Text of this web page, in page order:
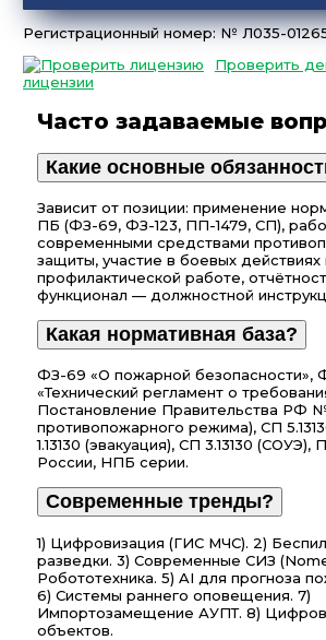
Регистрационный номер: № Л035-
Проверить
лицензии
Часто задаваемые
Какие основные
Зависит от позиции: применение
ПБ (ФЗ-69, ФЗ-123, ПП-1479, СП),
современными средствами
защиты, участие в боевых действиях
профилактической работе,
функционал — должностной
Какая нормативная база?
ФЗ-69 «О пожарной безопасности»,
«Технический регламент о
Постановление Правительства РФ №
противопожарного режима), СП
1.13130 (эвакуация), СП 3.13130
России, НПБ серии.
Современные тренды?
1) Цифровизация (ГИС МЧС). 2)
разведки. 3) Современные СИЗ
Робототехника. 5) AI для прогноза
6) Системы раннего оповещения. 7)
Импортозамещение АУПТ. 8)
объектов.